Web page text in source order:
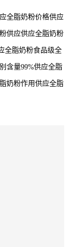
全脂奶粉价格供应
供应供应全脂奶粉
全脂奶粉食品级全
含量99%供应全脂
奶粉作用供应全脂